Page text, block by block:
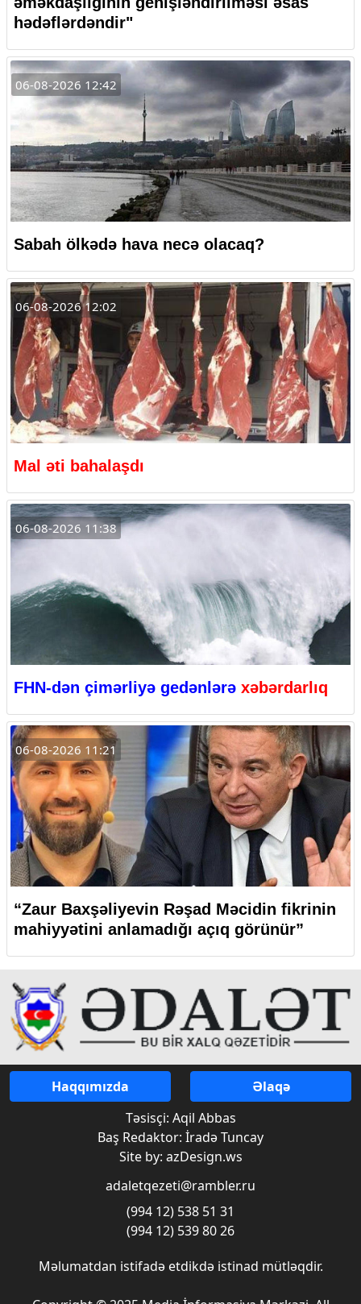
hədəflərdəndir"
06-08-2026 12:42
Sabah ölkədə hava necə olacaq?
06-08-2026 12:02
Mal əti bahalaşdı
06-08-2026 11:38
FHN-dən çimərliyə gedənlərə xəbərdarlıq
06-08-2026 11:21
“Zaur Baxşəliyevin Rəşad Məcidin fikrinin
mahiyyətini anlamadığı açıq görünür”
Haqqımızda
Əlaqə
Təsisçi: Aqil Abbas
Baş Redaktor: İradə Tuncay
Site by: azDesign.ws
adaletqezeti@rambler.ru
(994 12) 538 51 31
(994 12) 539 80 26
Məlumatdan istifadə etdikdə istinad mütləqdir.